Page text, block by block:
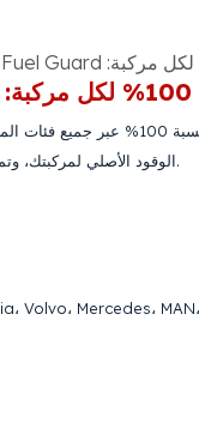
الوقود الأصلي لمركبتك، وتمنع بشكل مادي وكامل سحب الوقود غير المصرح به من الخزان. نحن نؤمّن الوقود — وهو أكبر بند تكلفة في عملك — في كل نقطة.